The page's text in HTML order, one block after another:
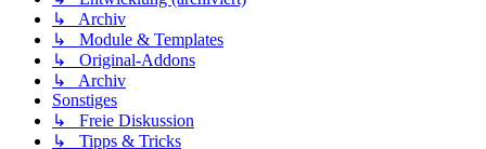
↳ Archiv
↳ Module & Templates
↳ Original-Addons
↳ Archiv
Sonstiges
↳ Freie Diskussion
↳ Tipps & Tricks